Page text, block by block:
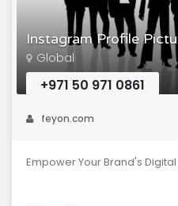
Instagram Profile
Global
+971 50 971 0861
feyon.com
Empower Your Brand's